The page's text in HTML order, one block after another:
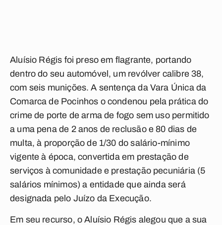
Aluísio Régis foi preso em flagrante, portando
dentro do seu automóvel, um revólver calibre 38,
com seis munições. A sentença da Vara Única da
Comarca de Pocinhos o condenou pela prática do
crime de porte de arma de fogo sem uso permitido
a uma pena de 2 anos de reclusão e 80 dias de
multa, à proporção de 1/30 do salário-mínimo
vigente à época, convertida em prestação de
serviços à comunidade e prestação pecuniária (5
salários mínimos) a entidade que ainda será
designada pelo Juízo da Execução.
Em seu recurso, o Aluísio Régis alegou que a sua